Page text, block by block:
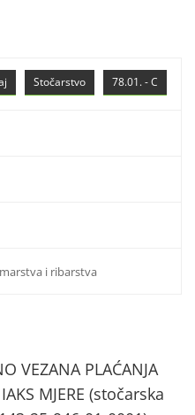
78.01. - C
Stočarstvo
i ribarstva
VEZANA PLAĆANJA
MJERE (stočarska